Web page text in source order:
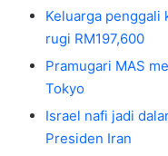
Keluarga penggali
rugi RM197,600
Pramugari MAS
Tokyo
Israel nafi jadi
Presiden Iran